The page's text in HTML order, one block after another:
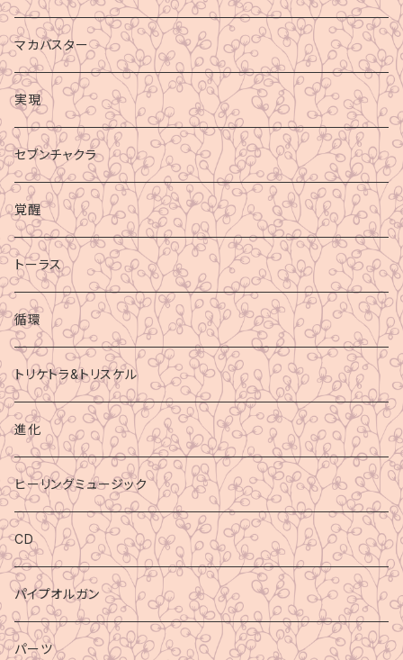
マカバスター
実現
セブンチャクラ
覚醒
トーラス
循環
トリケトラ&トリスケル
進化
ヒーリングミュージック
CD
パイプオルガン
パーツ